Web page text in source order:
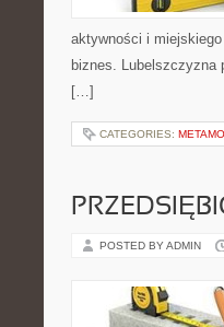
aktywności i
biznes. Lubelszczyzna
[…]
CATEGORIES:
POSTED BY ADMIN